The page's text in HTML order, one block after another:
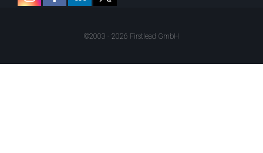
©2003 - 2026 Firstlead GmbH